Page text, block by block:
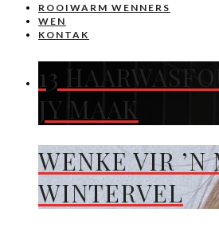
ROOIWARM WENNERS
WEN
KONTAK
13
JY MAAK
WENKE VIR ’N
WINTERVEL